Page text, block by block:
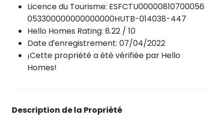
Licence du Tourisme: ESFCTU00000810700056
053300000000000000HUTB-014038-447
Hello Homes Rating: 8.22 / 10
Date d’enregistrement: 07/04/2022
¡Cette propriété a été vérifiée par Hello
Homes!
Description de la Propriété